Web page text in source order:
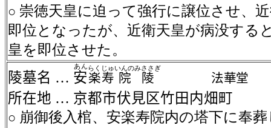
○ 崇徳天皇に迫って強行に譲位させ、
即位となったが、近衛天皇が病没する
皇を即位させた。
陵墓名 … 安
あん
楽
らく
寿
じゅ
院
いんの
陵
みささぎ
法華堂
所在地 … 京都市伏見区竹田内畑町
○ 崩御後入棺、安楽寿院内の塔下に奉